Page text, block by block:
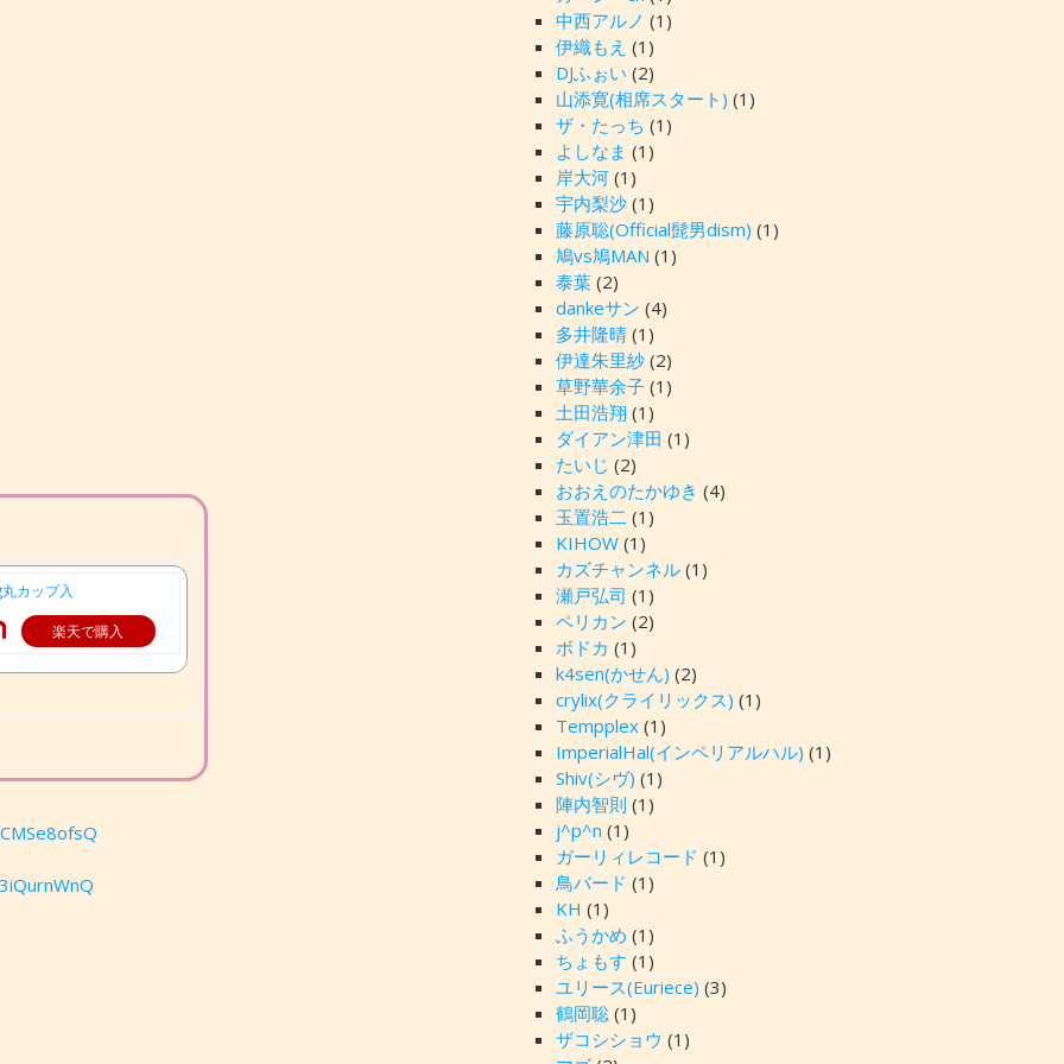
カップ入
楽天で購入
中西アルノ (1)
伊織もえ (1)
DJふぉい (2)
山添寛(相席スタート) (1)
ザ・たっち (1)
よしなま (1)
岸大河 (1)
宇内梨沙 (1)
藤原聡(Official髭男dism) (1)
鳩vs鳩MAN (1)
泰葉 (2)
dankeサン (4)
多井隆晴 (1)
伊達朱里紗 (2)
草野華余子 (1)
土田浩翔 (1)
ダイアン津田 (1)
たいじ (2)
おおえのたかゆき (4)
玉置浩二 (1)
KIHOW (1)
カズチャンネル (1)
瀬戸弘司 (1)
ペリカン (2)
ボドカ (1)
k4sen(かせん) (2)
crylix(クライリックス) (1)
Tempplex (1)
ImperialHal(インペリアルハル) (1)
Shiv(シヴ) (1)
陣内智則 (1)
j^p^n (1)
ガーリィレコード (1)
鳥バード (1)
KH (1)
ふうかめ (1)
ちょもす (1)
ユリース(Euriece) (3)
鶴岡聡 (1)
ザコシショウ (1)